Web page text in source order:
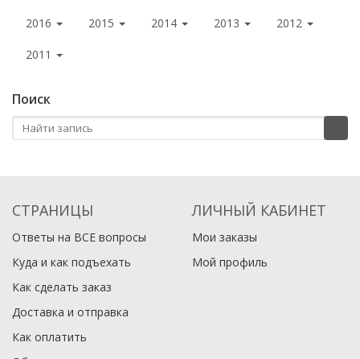
2016 2015 2014 2013 2012
2011
Поиск
СТРАНИЦЫ
Ответы на ВСЕ вопросы
Куда и как подъехать
Как сделать заказ
Доставка и отправка
Как оплатить
ЛИЧНЫЙ КАБИНЕТ
Мои заказы
Мой профиль